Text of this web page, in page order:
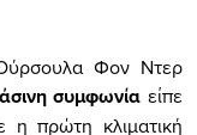
Φον Ντερ
συμφωνία είπε
η πρώτη κλιματική